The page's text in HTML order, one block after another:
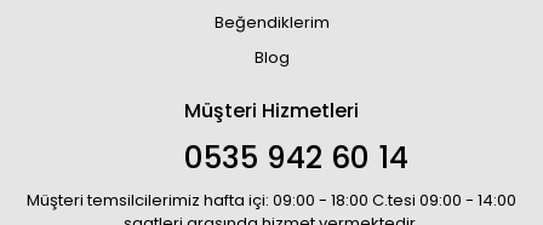
Beğendiklerim
Blog
Müşteri Hizmetleri
0535 942 60 14
Müşteri temsilcilerimiz hafta içi: 09:00 - 18:00 C.tesi 09:00 - 14:00